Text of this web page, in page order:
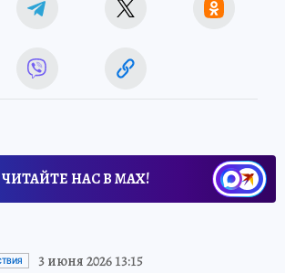
ЧИТАЙТЕ НАС В МАХ!
3 июня 2026 13:15